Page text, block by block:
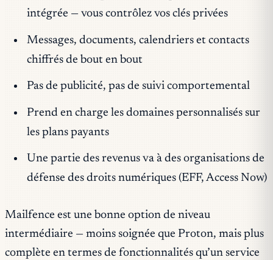
intégrée — vous contrôlez vos clés privées
Messages, documents, calendriers et contacts
chiffrés de bout en bout
Pas de publicité, pas de suivi comportemental
Prend en charge les domaines personnalisés sur
les plans payants
Une partie des revenus va à des organisations de
défense des droits numériques (EFF, Access Now)
Mailfence est une bonne option de niveau
intermédiaire — moins soignée que Proton, mais plus
complète en termes de fonctionnalités qu’un service